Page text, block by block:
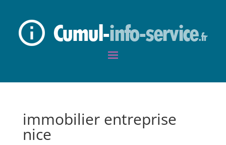
immobilier entreprise
nice